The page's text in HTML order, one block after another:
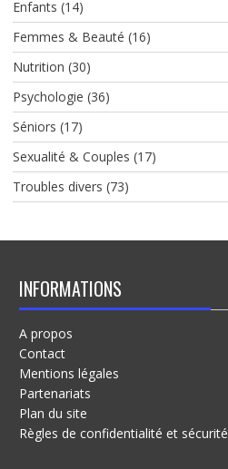
Enfants (14)
Femmes & Beauté (16)
Nutrition (30)
Psychologie (36)
Séniors (17)
Sexualité & Couples (17)
Troubles divers (73)
INFORMATIONS
A propos
Contact
Mentions légales
Partenariats
Plan du site
Règles de confidentialité et sécurité